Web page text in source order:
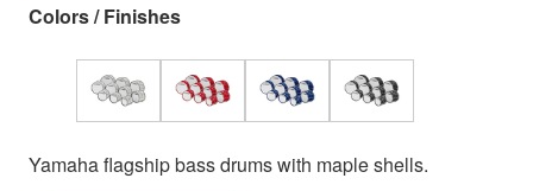
Colors / Finishes
Yamaha flagship bass drums with maple shells.